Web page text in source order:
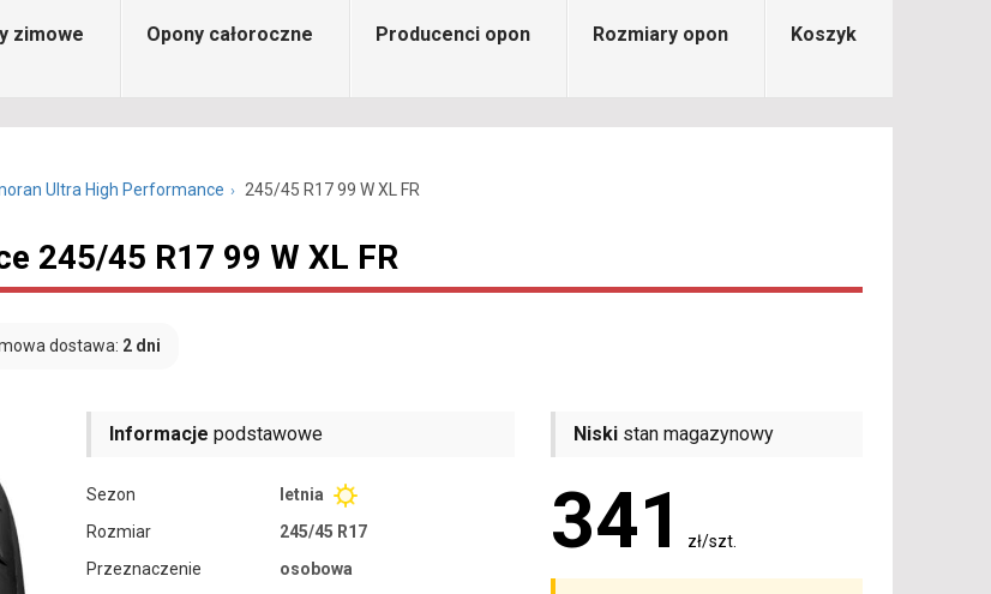
zimowe Opony całoroczne Producenci opon Rozmiary opon Koszyk
Ultra High Performance 245/45 R17 99 W XL FR
245/45 R17 99 W XL FR
dostawa: 2 dni
Informacje podstawowe
Sezon
letnia
Rozmiar
245/45 R17
Przeznaczenie
osobowa
Niskistan magazynowy
341 zł/szt.